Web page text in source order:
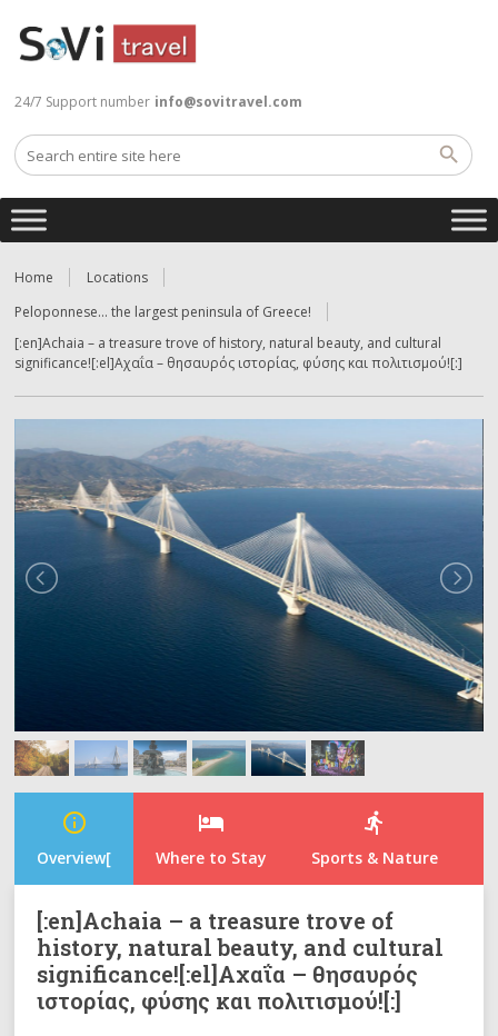
24/7 Support number info@sovitravel.com
Home
Locations
Peloponnese… the largest peninsula of Greece!
[:en]Achaia – a treasure trove of history, natural beauty, and cultural
significance![:el]Αχαΐα – θησαυρός ιστορίας, φύσης και πολιτισμού![:]
info_outline
Overview[
hotel
Where to Stay
directions_run
Sports & Nature
[:en]Achaia – a treasure trove of
history, natural beauty, and cultural
significance![:el]Αχαΐα – θησαυρός
ιστορίας, φύσης και πολιτισμού![:]